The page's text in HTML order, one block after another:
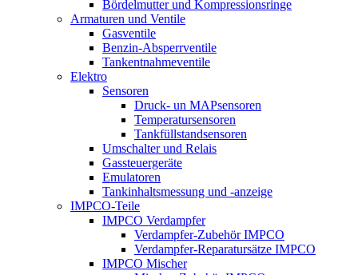
Bördelmutter und Kompressionsringe
Armaturen und Ventile
Gasventile
Benzin-Absperrventile
Tankentnahmeventile
Elektro
Sensoren
Druck- un MAPsensoren
Temperatursensoren
Tankfüllstandsensoren
Umschalter und Relais
Gassteuergeräte
Emulatoren
Tankinhaltsmessung und -anzeige
IMPCO-Teile
IMPCO Verdampfer
Verdampfer-Zubehör IMPCO
Verdampfer-Reparatursätze IMPCO
IMPCO Mischer